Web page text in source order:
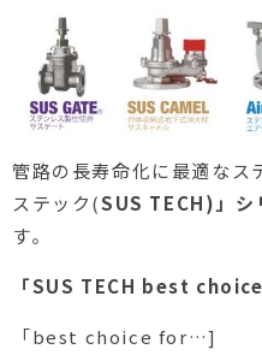
管路の長寿命化に最適なス
ステック(SUS TECH)」シ
す。
「SUS TECH best
「best choice for…]